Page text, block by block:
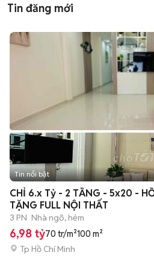
Tin đăng mới
Tin nổi bật
CHỈ 6.x Tỷ - 2 TẦNG - 5x20 -
TẶNG FULL NỘI THẤT
3 PN Nhà ngõ, hẻm
6,98 tỷ70 tr/m²100 m²
Tp Hồ Chí Minh